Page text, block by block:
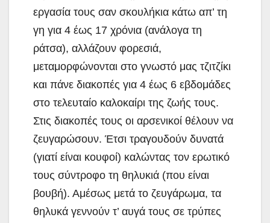
εργασία τους σαν σκουλήκια κάτω απ’ τη
γη για 4 έως 17 χρόνια (ανάλογα τη
ράτσα), αλλάζουν φορεσιά,
μεταμορφώνονται στο γνωστό μας τζιτζίκι
και πάνε διακοπές για 4 έως 6 εβδομάδες
στο τελευταίο καλοκαίρι της ζωής τους.
Στις διακοπές τους οι αρσενικοί θέλουν να
ζευγαρώσουν. Έτσι τραγουδούν δυνατά
(γιατί είναι κουφοί) καλώντας τον ερωτικό
τους σύντροφο τη θηλυκιά (που είναι
βουβή). Αμέσως μετά το ζευγάρωμα, τα
θηλυκά γεννούν τ’ αυγά τους σε τρύπες